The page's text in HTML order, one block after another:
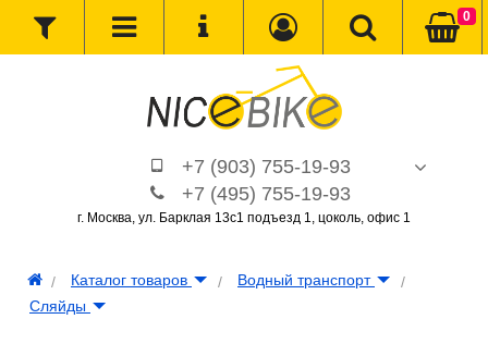
+7 (903) 755-19-93
+7 (495) 755-19-93
г. Москва, ул. Барклая 13с1 подъезд 1, цоколь, офис 1
0
Каталог товаров
Водный транспорт
Сляйды